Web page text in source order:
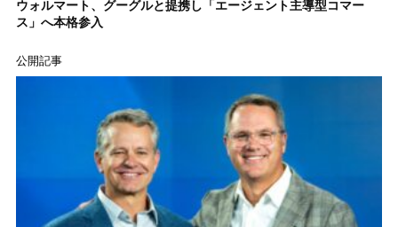
ウォルマート、グーグルと提携し「エージェント主導型コマー
ス」へ本格参入
公開記事